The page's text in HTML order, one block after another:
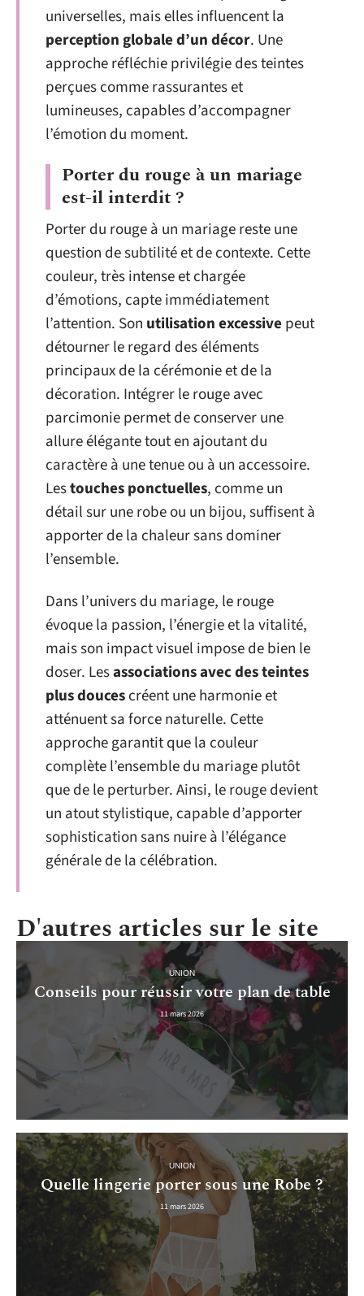
universelles, mais elles influencent la
perception globale d’un décor. Une
approche réfléchie privilégie des teintes
perçues comme rassurantes et
lumineuses, capables d’accompagner
l’émotion du moment.
Porter du rouge à un mariage
est-il interdit ?
Porter du rouge à un mariage reste une
question de subtilité et de contexte. Cette
couleur, très intense et chargée
d’émotions, capte immédiatement
l’attention. Son utilisation excessive peut
détourner le regard des éléments
principaux de la cérémonie et de la
décoration. Intégrer le rouge avec
parcimonie permet de conserver une
allure élégante tout en ajoutant du
caractère à une tenue ou à un accessoire.
Lestouches ponctuelles, comme un
détail sur une robe ou un bijou, suffisent à
apporter de la chaleur sans dominer
l’ensemble.
Dans l’univers du mariage, le rouge
évoque la passion, l’énergie et la vitalité,
mais son impact visuel impose de bien le
doser. Lesassociations avec des teintes
plus doucescréent une harmonie et
atténuent sa force naturelle. Cette
approche garantit que la couleur
complète l’ensemble du mariage plutôt
que de le perturber. Ainsi, le rouge devient
un atout stylistique, capable d’apporter
sophistication sans nuire à l’élégance
générale de la célébration.
D'autres articles sur le site
UNION
Conseils pour réussir votre plan de table
11 mars 2026
UNION
Quelle lingerie porter sous une Robe ?
11 mars 2026